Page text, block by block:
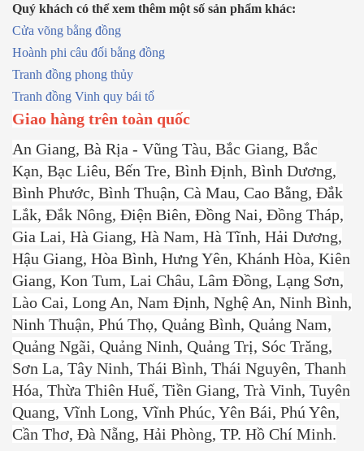
Quý khách có thể xem thêm một số sản phẩm khác:
Cửa võng bằng đồng
Hoành phi câu đối bằng đồng
Tranh đồng phong thủy
Tranh đồng Vinh quy bái tổ
Giao hàng trên toàn quốc
An Giang, Bà Rịa - Vũng Tàu, Bắc Giang, Bắc
Kạn, Bạc Liêu, Bến Tre, Bình Định, Bình Dương,
Bình Phước, Bình Thuận, Cà Mau, Cao Bằng, Đắk
Lắk, Đắk Nông, Điện Biên, Đồng Nai, Đồng Tháp,
Gia Lai, Hà Giang, Hà Nam, Hà Tĩnh, Hải Dương,
Hậu Giang, Hòa Bình, Hưng Yên, Khánh Hòa, Kiên
Giang, Kon Tum, Lai Châu, Lâm Đồng, Lạng Sơn,
Lào Cai, Long An, Nam Định, Nghệ An, Ninh Bình,
Ninh Thuận, Phú Thọ, Quảng Bình, Quảng Nam,
Quảng Ngãi, Quảng Ninh, Quảng Trị, Sóc Trăng,
Sơn La, Tây Ninh, Thái Bình, Thái Nguyên, Thanh
Hóa, Thừa Thiên Huế, Tiền Giang, Trà Vinh, Tuyên
Quang, Vĩnh Long, Vĩnh Phúc, Yên Bái, Phú Yên,
Cần Thơ, Đà Nẵng, Hải Phòng, TP. Hồ Chí Minh.